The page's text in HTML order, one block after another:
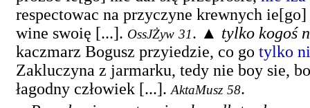
respectowac na przyczyne krewnych
wine swoię [...]. OssJŻyw 31. ▲ tylko kogoś
kaczmarz Bogusz przyiedzie, co go tylko
Zakluczyna z jarmarku, tedy nie boy sie,
łagodny człowiek [...]. AktaMusz 58.